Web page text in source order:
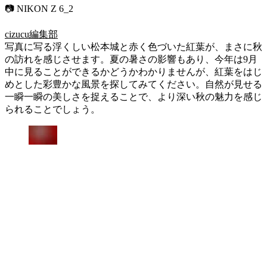
📷 NIKON Z 6_2
cizucu編集部
写真に写る浮くしい松本城と赤く色づいた紅葉が、まさに秋
の訪れを感じさせます。夏の暑さの影響もあり、今年は9月
中に見ることができるかどうかわかりませんが、紅葉をはじ
めとした彩豊かな風景を探してみてください。自然が見せる
一瞬一瞬の美しさを捉えることで、より深い秋の魅力を感じ
られることでしょう。